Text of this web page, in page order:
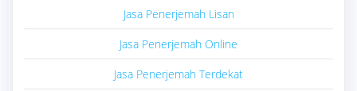
Jasa Penerjemah Lisan
Jasa Penerjemah Online
Jasa Penerjemah Terdekat